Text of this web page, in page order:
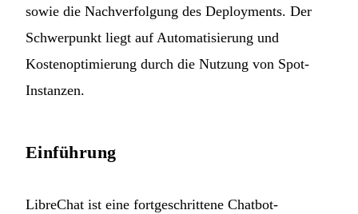
sowie die Nachverfolgung des Deployments. Der
Schwerpunkt liegt auf Automatisierung und
Kostenoptimierung durch die Nutzung von Spot-
Instanzen.
Einführung
LibreChat ist eine fortgeschrittene Chatbot-